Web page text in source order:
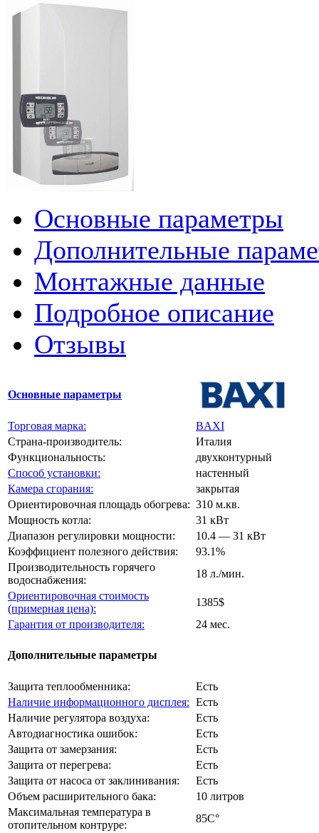
Основные параметры
Дополнительные
Монтажные данные
Подробное описание
Отзывы
Основные параметры
Торговая марка:
BAXI
Страна-производитель:
Италия
Функциональность:
двухконтурный
Способ установки:
настенный
Камера сгорания:
закрытая
Ориентировочная площадь обогрева: 310 м.кв.
Мощность котла:
31 кВт
Диапазон регулировки мощности:
10.4 — 31 кВт
Коэффициент полезного действия:
93.1%
Производительность горячего
водоснабжения:
18 л./мин.
Ориентировочная стоимость
(примерная цена):
1385$
Гарантия от производителя:
24 мес.
Дополнительные параметры
Защита теплообменника:
Есть
Наличие информационного дисплея: Есть
Наличие регулятора воздуха:
Есть
Автодиагностика ошибок:
Есть
Защита от замерзания:
Есть
Защита от перегрева:
Есть
Защита от насоса от заклинивания:
Есть
Объем расширительного бака:
10 литров
Максимальная температура в
отопительном контруре:
85C°